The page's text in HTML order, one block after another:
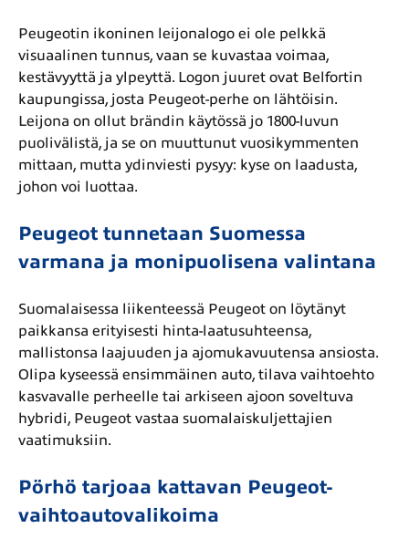
Peugeotin ikoninen leijonalogo ei ole pelkkä
visuaalinen tunnus, vaan se kuvastaa voimaa,
kestävyyttä ja ylpeyttä. Logon juuret ovat Belfortin
kaupungissa, josta Peugeot-perhe on lähtöisin.
Leijona on ollut brändin käytössä jo 1800-luvun
puolivälistä, ja se on muuttunut vuosikymmenten
mittaan, mutta ydinviesti pysyy: kyse on laadusta,
johon voi luottaa.
Peugeot tunnetaan Suomessa
varmana ja monipuolisena valintana
Suomalaisessa liikenteessä Peugeot on löytänyt
paikkansa erityisesti hinta-laatusuhteensa,
mallistonsa laajuuden ja ajomukavuutensa ansiosta.
Olipa kyseessä ensimmäinen auto, tilava vaihtoehto
kasvavalle perheelle tai arkiseen ajoon soveltuva
hybridi, Peugeot vastaa suomalaiskuljettajien
vaatimuksiin.
Pörhö tarjoaa kattavan Peugeot-
vaihtoautovalikoima